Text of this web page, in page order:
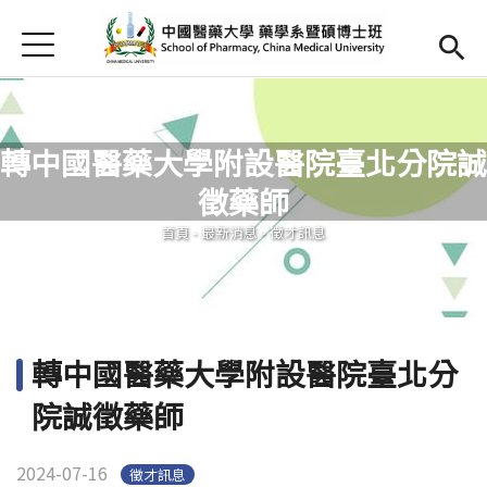
首頁
首頁
Open submenu (簡介)
簡介
Open submenu (師資陣容)
Open submenu (課程內容)
Open submenu (實習專區)
實習專區
Jump to Main content
轉中國醫藥大學附設醫院臺北分院誠
徵藥師
您在這裡
首頁 - 最新消息-徵才訊息
轉中國醫藥大學附設醫院臺北分
院誠徵藥師
2024-07-16 徵才訊息